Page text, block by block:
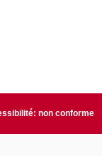
non conforme